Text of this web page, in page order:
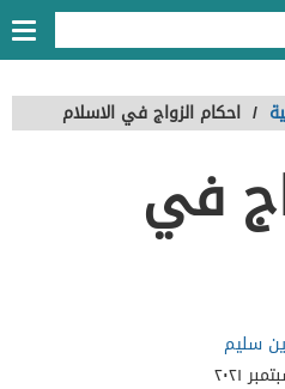
/ احكام الزواج في الاسلام
في
سليم